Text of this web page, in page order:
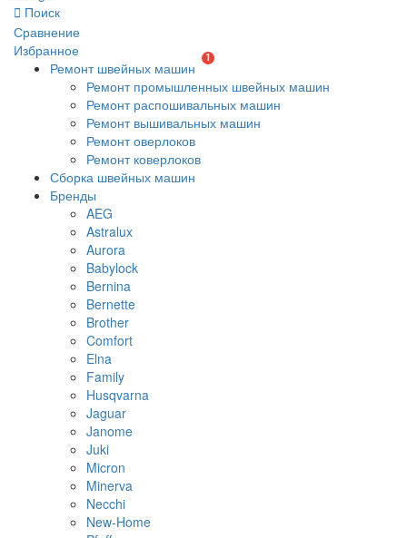
Поиск
Сравнение
Избранное
1
Ремонт швейных машин
Ремонт промышленных швейных машин
Ремонт распошивальных машин
Ремонт вышивальных машин
Ремонт оверлоков
Ремонт коверлоков
Сборка швейных машин
Бренды
AEG
Astralux
Aurora
Babylock
Bernina
Bernette
Brother
Comfort
Elna
Family
Husqvarna
Jaguar
Janome
Juki
Micron
Minerva
Necchi
New-Home